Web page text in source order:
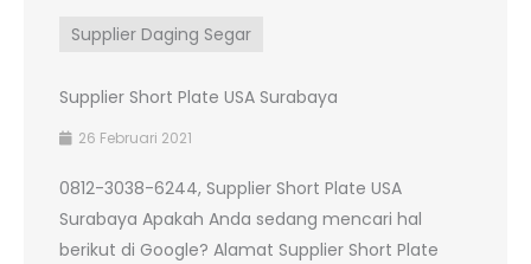
Supplier Daging Segar
Supplier Short Plate USA Surabaya
26 Februari 2021
0812-3038-6244, Supplier Short Plate USA
Surabaya Apakah Anda sedang mencari hal
berikut di Google? Alamat Supplier Short Plate